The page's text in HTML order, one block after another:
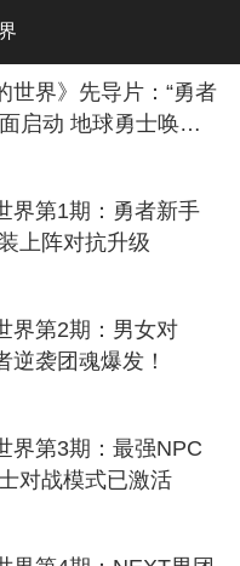
世界》先导片：“勇者
启动 地球勇士唤醒
界第1期：勇者新手
上阵对抗升级
界第2期：男女对
逆袭团魂爆发！
界第3期：最强NPC
对战模式已激活